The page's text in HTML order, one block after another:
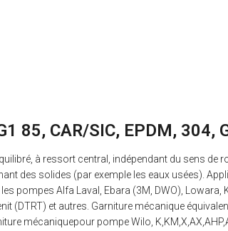
85, CAR/SIC, EPDM, 304,
à ressort central, indépendant du sens
des solides (par exemple les eaux usées).
Alfa Laval, Ebara (3M, DWO), Lowara,
(DTRT) et autres. Garniture mécanique
mécaniquepour pompe Wilo,